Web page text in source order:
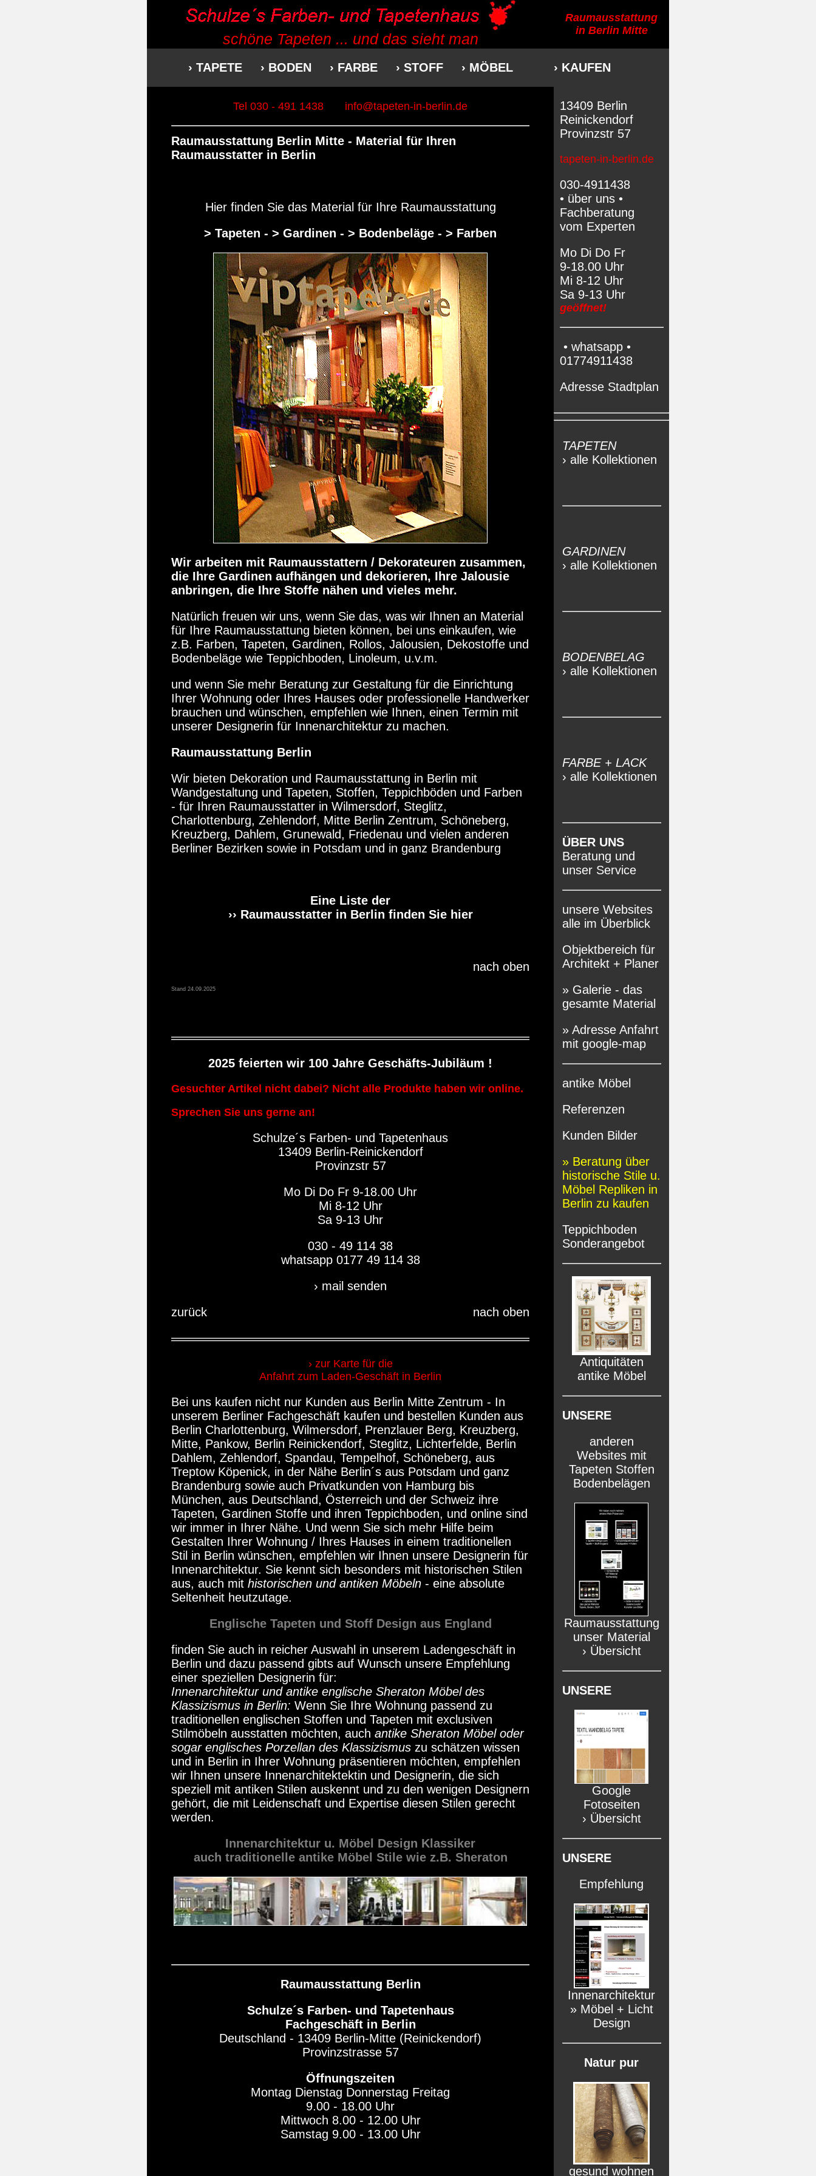
schöne Tapeten ... und das sieht man
Raumausstattung
in Berlin Mitte
› TAPETE › BODEN › FARBE › STOFF › MÖBEL › KAUFEN
Tel 030 - 491 1438 info@tapeten-in-berlin.de
Raumausstattung Berlin Mitte - Material für Ihren
Raumausstatter in Berlin
Hier finden Sie das Material für Ihre Raumausstattung
> Tapeten - > Gardinen - > Bodenbeläge - > Farben
Wir arbeiten mit Raumausstattern / Dekorateuren zusammen,
die Ihre Gardinen aufhängen und dekorieren, Ihre Jalousie
anbringen, die Ihre Stoffe nähen und vieles mehr.
Natürlich freuen wir uns, wenn Sie das, was wir Ihnen an Material
für Ihre Raumausstattung bieten können, bei uns einkaufen, wie
z.B. Farben, Tapeten, Gardinen, Rollos, Jalousien, Dekostoffe und
Bodenbeläge wie Teppichboden, Linoleum, u.v.m.
und wenn Sie mehr Beratung zur Gestaltung für die Einrichtung
Ihrer Wohnung oder Ihres Hauses oder professionelle Handwerker
brauchen und wünschen, empfehlen wie Ihnen, einen Termin mit
unserer Designerin für Innenarchitektur zu machen.
Raumausstattung Berlin
Wir bieten Dekoration und Raumausstattung in Berlin mit
Wandgestaltung und Tapeten, Stoffen, Teppichböden und Farben
- für Ihren Raumausstatter in Wilmersdorf, Steglitz,
Charlottenburg, Zehlendorf, Mitte Berlin Zentrum, Schöneberg,
Kreuzberg, Dahlem, Grunewald, Friedenau und vielen anderen
Berliner Bezirken sowie in Potsdam und in ganz Brandenburg
Eine Liste der
›› Raumausstatter in Berlin finden Sie hier
nach oben
Stand 24.09.2025
2025 feierten wir 100 Jahre Geschäfts-Jubiläum !
Gesuchter Artikel nicht dabei? Nicht alle Produkte haben wir online.
Sprechen Sie uns gerne an!
Schulze´s Farben- und Tapetenhaus
13409 Berlin-Reinickendorf
Provinzstr 57
Mo Di Do Fr 9-18.00 Uhr
Mi 8-12 Uhr
Sa 9-13 Uhr
030 - 49 114 38
whatsapp 0177 49 114 38
› mail senden
zurück
nach oben
› zur Karte für die
Anfahrt zum Laden-Geschäft in Berlin
Bei uns kaufen nicht nur Kunden aus Berlin Mitte Zentrum - In
unserem Berliner Fachgeschäft kaufen und bestellen Kunden aus
Berlin Charlottenburg, Wilmersdorf, Prenzlauer Berg, Kreuzberg,
Mitte, Pankow, Berlin Reinickendorf, Steglitz, Lichterfelde, Berlin
Dahlem, Zehlendorf, Spandau, Tempelhof, Schöneberg, aus
Treptow Köpenick, in der Nähe Berlin´s aus Potsdam und ganz
Brandenburg sowie auch Privatkunden von Hamburg bis
München, aus Deutschland, Österreich und der Schweiz ihre
Tapeten, Gardinen Stoffe und ihren Teppichboden, und online sind
wir immer in Ihrer Nähe. Und wenn Sie sich mehr Hilfe beim
Gestalten Ihrer Wohnung / Ihres Hauses in einem traditionellen
Stil in Berlin wünschen, empfehlen wir Ihnen unsere Designerin für
Innenarchitektur. Sie kennt sich besonders mit historischen Stilen
aus, auch mit historischen und antiken Möbeln - eine absolute
Seltenheit heutzutage.
Englische Tapeten und Stoff Design aus England
finden Sie auch in reicher Auswahl in unserem Ladengeschäft in
Berlin und dazu passend gibts auf Wunsch unsere Empfehlung
einer speziellen Designerin für:
Innenarchitektur und antike englische Sheraton Möbel des
Klassizismus in Berlin: Wenn Sie Ihre Wohnung passend zu
traditionellen englischen Stoffen und Tapeten mit exclusiven
Stilmöbeln ausstatten möchten, auch antike Sheraton Möbel oder
sogar englisches Porzellan des Klassizismus zu schätzen wissen
und in Berlin in Ihrer Wohnung präsentieren möchten, empfehlen
wir Ihnen unsere Innenarchitektektin und Designerin, die sich
speziell mit antiken Stilen auskennt und zu den wenigen Designern
gehört, die mit Leidenschaft und Expertise diesen Stilen gerecht
werden.
Innenarchitektur u. Möbel Design Klassiker
auch traditionelle antike Möbel Stile wie z.B. Sheraton
Raumausstattung Berlin
Schulze´s Farben- und Tapetenhaus
Fachgeschäft in Berlin
Deutschland - 13409 Berlin-Mitte (Reinickendorf)
Provinzstrasse 57
Öffnungszeiten
Montag Dienstag Donnerstag Freitag
9.00 - 18.00 Uhr
Mittwoch 8.00 - 12.00 Uhr
Samstag 9.00 - 13.00 Uhr
13409 Berlin
Reinickendorf
Provinzstr 57
tapeten-in-berlin.de
030-4911438
• über uns •
Fachberatung
vom Experten
Mo Di Do Fr
9-18.00 Uhr
Mi 8-12 Uhr
Sa 9-13 Uhr
geöffnet!
• whatsapp •
01774911438
Adresse Stadtplan
TAPETEN
› alle Kollektionen
GARDINEN
› alle Kollektionen
BODENBELAG
› alle Kollektionen
FARBE + LACK
› alle Kollektionen
ÜBER UNS
Beratung und
unser Service
unsere Websites
alle im Überblick
Objektbereich für
Architekt + Planer
» Galerie - das
gesamte Material
» Adresse Anfahrt
mit google-map
antike Möbel
Referenzen
Kunden Bilder
» Beratung über
historische Stile u.
Möbel Repliken in
Berlin zu kaufen
Teppichboden
Sonderangebot
Antiquitäten
antike Möbel
UNSERE
anderen
Websites mit
Tapeten Stoffen
Bodenbelägen
Raumausstattung
unser Material
› Übersicht
UNSERE
Google
Fotoseiten
› Übersicht
UNSERE
Empfehlung
Innenarchitektur
» Möbel + Licht
Design
Natur pur
gesund wohnen